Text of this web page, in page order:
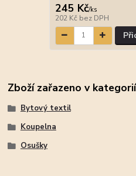
245 Kč/ks
202 Kč bez DPH
Zboží zařazeno v
Bytový textil
Koupelna
Osušky